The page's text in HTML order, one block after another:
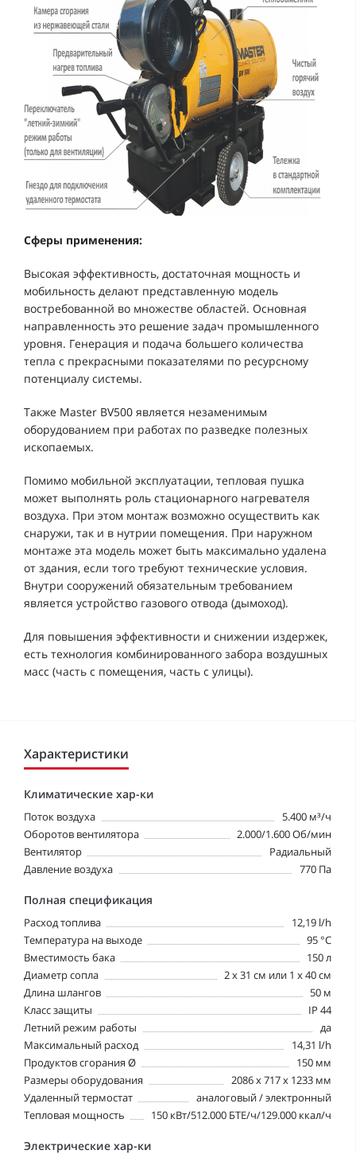
Сферы применения:
Высокая эффективность, достаточная мощность и
мобильность делают представленную модель
востребованной во множестве областей. Основная
направленность это решение задач промышленного
уровня. Генерация и подача большего количества
тепла с прекрасными показателями по ресурсному
потенциалу системы.
Также Master BV500 является незаменимым
оборудованием при работах по разведке полезных
ископаемых.
Помимо мобильной эксплуатации, тепловая пушка
может выполнять роль стационарного нагревателя
воздуха. При этом монтаж возможно осуществить как
снаружи, так и в нутрии помещения. При наружном
монтаже эта модель может быть максимально удалена
от здания, если того требуют технические условия.
Внутри сооружений обязательным требованием
является устройство газового отвода (дымоход).
Для повышения эффективности и снижении издержек,
есть технология комбинированного забора воздушных
масс (часть с помещения, часть с улицы).
Характеристики
Климатические хар-ки
Поток воздуха
5.400 м³/ч
Oборотов вентилятора
2.000/1.600 Об/мин
Вентилятор
Радиальный
Давление воздуха
770 Па
Полная спецификация
Pасход топлива
12,19 l/h
Tемпература на выходе
95 °C
Вместимость бака
150 л
Диаметр сопла
2 x 31 см или 1 x 40 см
Длина шлангов
50 м
Класс защиты
IP 44
Летний режим работы
да
Максимальный расход
14,31 l/h
Продуктов сгорания Ø
150 мм
Размеры оборудования
2086 x 717 x 1233 мм
Удаленный термостат
аналоговый / электронный
Тепловая мощность
150 кВт/512.000 БТЕ/ч/129.000 ккал/ч
Электрические хар-ки